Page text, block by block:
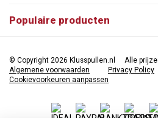
Populaire producten
© Copyright 2026 Klusspullen.nl
Alle
Algemene voorwaarden
Privacy Policy
Cookievoorkeuren aanpassen